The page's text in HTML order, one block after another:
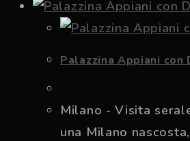
Palazzina Appiani con
Milano - Visita
una Milano